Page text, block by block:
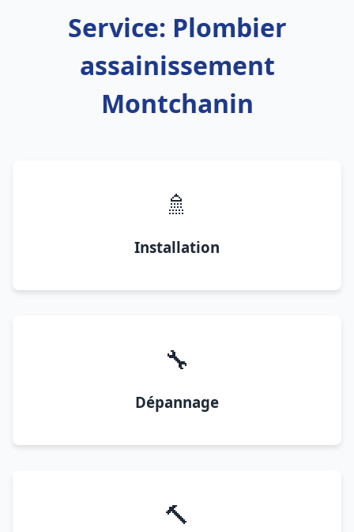
Service: Plombier
assainissement
Montchanin
🚿
Installation
🔧
Dépannage
🔨